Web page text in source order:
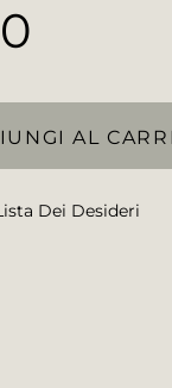
AL
Dei Desideri